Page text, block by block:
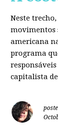
Neste
movimentos
americana
programa
capitalista